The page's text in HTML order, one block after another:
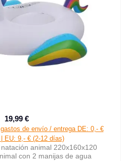
Precio de venta:
19,99 €
de envío / entrega DE: 0,- €
EU: 9,- € (2-12 días)
animal 220x160x120
con 2 manijas de agua